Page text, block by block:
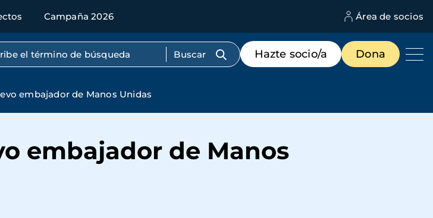
Campaña 2026 Área de socios
por texto completo
Menú
de
destacados
Hazte socio/a Dona
embajador de Manos Unidas
embajador de Manos